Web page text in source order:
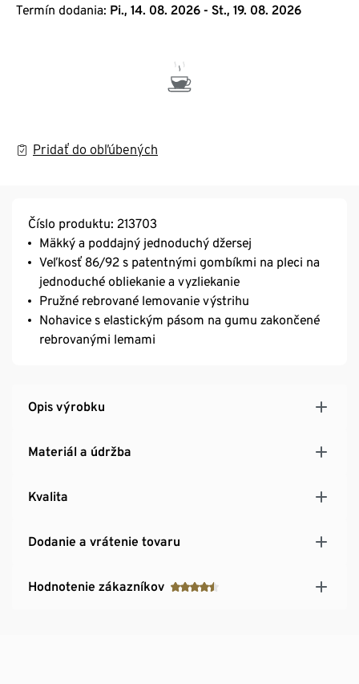
Termín dodania: Pi., 14. 08. 2026 - St., 19. 08. 2026
Pridať do obľúbených
Číslo produktu: 213703
Mäkký a poddajný jednoduchý džersej
Veľkosť 86/92 s patentnými gombíkmi na pleci na
jednoduché obliekanie a vyzliekanie
Pružné rebrované lemovanie výstrihu
Nohavice s elastickým pásom na gumu zakončené
rebrovanými lemami
Opis výrobku
Materiál a údržba
Kvalita
Dodanie a vrátenie tovaru
Hodnotenie zákazníkov